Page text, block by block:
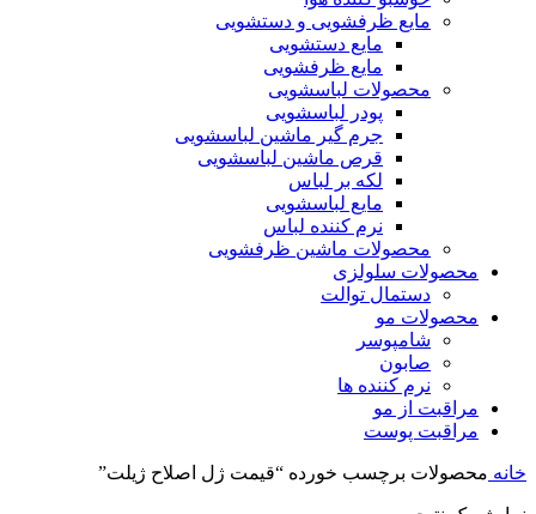
مایع ظرفشویی و دستشویی
مایع دستشویی
مایع ظرفشویی
محصولات لباسشویی
پودر لباسشویی
جرم گیر ماشین لباسشویی
قرص ماشین لباسشویی
لکه بر لباس
مایع لباسشویی
نرم کننده لباس
محصولات ماشین ظرفشویی
محصولات سلولزی
دستمال توالت
محصولات مو
شامپوسر
صابون
نرم کننده ها
مراقبت از مو
مراقبت پوست
خانه محصولات برچسب خورده “قیمت ژل اصلاح ژیلت”